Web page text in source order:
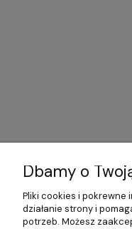
Dbamy o
Pliki cookies i pokrewne
działanie strony i
potrzeb. Możesz